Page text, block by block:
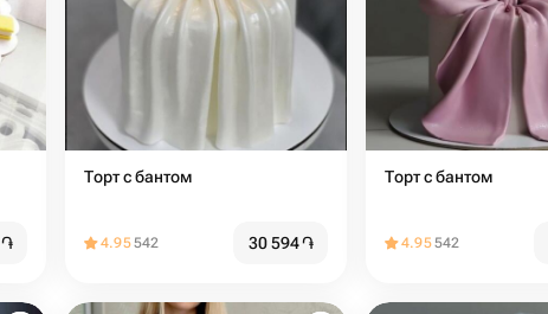
֏
Торт с бантом
4.95542 30 594֏
Торт с бантом
4.95542